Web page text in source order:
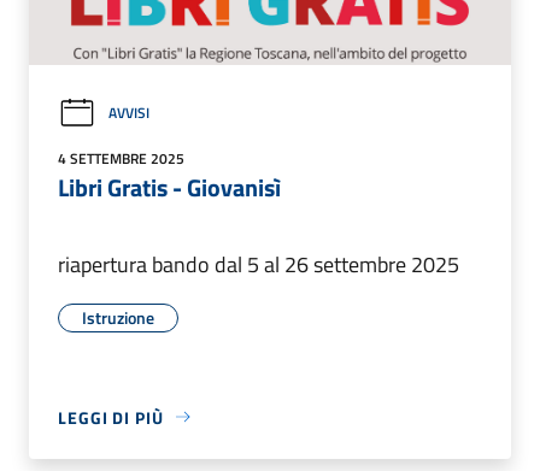
AVVISI
4 SETTEMBRE 2025
Libri Gratis - Giovanisì
riapertura bando dal 5 al 26 settembre 2025
Istruzione
LEGGI DI PIÙ